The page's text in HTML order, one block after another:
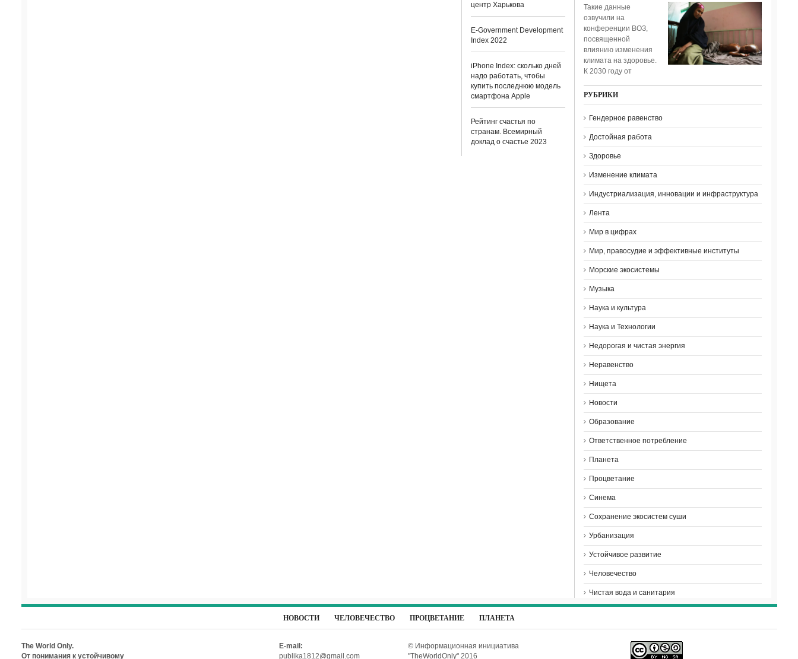
центр Харькова
E-Government Development
Index 2022
iPhone Index: сколько дней
надо работать, чтобы
купить последнюю модель
смартфона Apple
Рейтинг счастья по
странам. Всемирный
доклад о счастье 2023
Такие данные
озвучили на
конференции ВОЗ,
посвященной
влиянию изменения
климата на здоровье.
К 2030 году от
РУБРИКИ
Гендерное равенство
Достойная работа
Здоровье
Изменение климата
Индустриализация, инновации и инфраструктура
Лента
Мир в цифрах
Мир, правосудие и эффективные институты
Морские экосистемы
Музыка
Наука и культура
Наука и Технологии
Недорогая и чистая энергия
Неравенство
Нищета
Новости
Образование
Ответственное потребление
Планета
Процветание
Синема
Сохранение экосистем суши
Урбанизация
Устойчивое развитие
Человечество
Чистая вода и санитария
НОВОСТИ ЧЕЛОВЕЧЕСТВО ПРОЦВЕТАНИЕ ПЛАНЕТА
The World Only.
От понимания к устойчивому
E-mail:
publika1812@gmail.com
© Информационная инициатива
"TheWorldOnly" 2016